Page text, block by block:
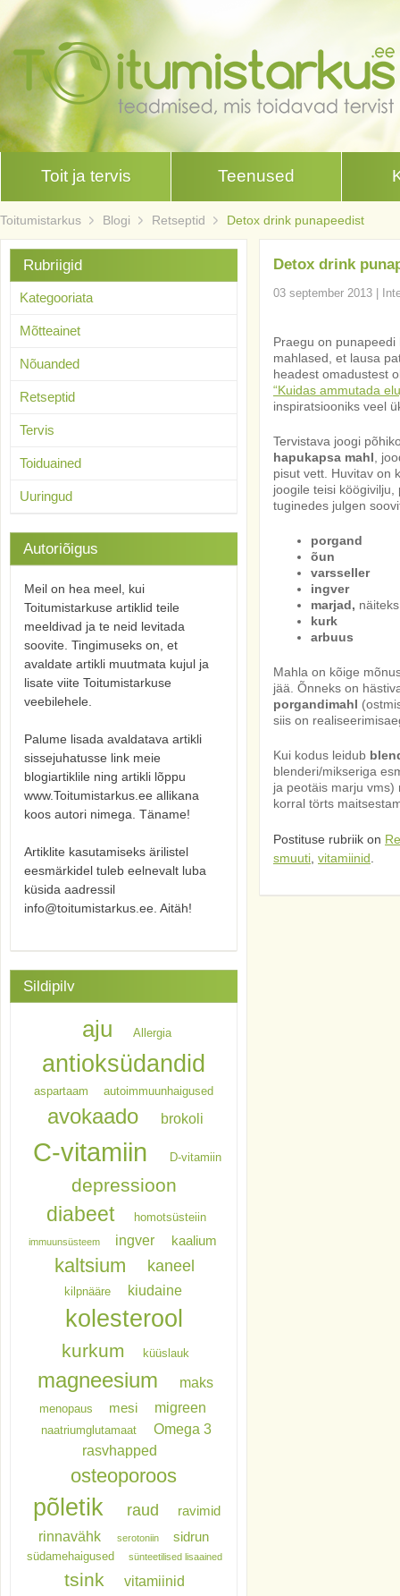
Toit ja tervis Teenused
Toitumistarkus Blogi Retseptid Detox drink punapeedist
Detox drink
03 september 2013
Praegu on
mahlased, et lausa
headest omadustest
“Kuidas ammutada
inspiratsiooniks veel
Tervistava joogi
hapukapsa mahl ,
pisut vett. Huvitav on
joogile teisi
tuginedes julgen
porgand
õun
varsseller
ingver
marjad,
kurk
arbuus
Mahla on kõige
jää. Õnneks on
porgandimahl
siis on
Kui kodus leidub
blenderi/mikseriga
ja peotäis marju vms)
korral törts
Postituse rubriik on
smuuti vitamiinid
Rubriigid
Kategooriata
Mõtteainet
Nõuanded
Retseptid
Tervis
Toiduained
Uuringud
Autoriõigus
Meil on hea meel, kui
Toitumistarkuse artiklid teile
meeldivad ja te neid levitada
soovite. Tingimuseks on, et
avaldate artikli muutmata kujul ja
lisate viite Toitumistarkuse
veebilehele.
Palume lisada avaldatava artikli
sissejuhatusse link meie
blogiartiklile ning artikli lõppu
www.Toitumistarkus.ee allikana
koos autori nimega. Täname!
Artiklite kasutamiseks ärilistel
eesmärkidel tuleb eelnevalt luba
küsida aadressil
info@toitumistarkus.ee. Aitäh!
Sildipilv
aju Allergia
antioksüdandid
aspartaam autoimmuunhaigused
avokaado brokoli
C-vitamiin D-vitamiin
depressioon
diabeet homotsüsteiin
immuunsüsteem ingver kaalium
kaltsium kaneel
kilpnääre kiudaine
kolesterool
kurkum küüslauk
magneesium maks
menopaus mesi migreen
naatriumglutamaat
Omega 3
rasvhapped
osteoporoos
põletik raud ravimid
rinnavähk serotoniin sidrun
südamehaigused sünteetilised lisaained
tsink vitamiinid